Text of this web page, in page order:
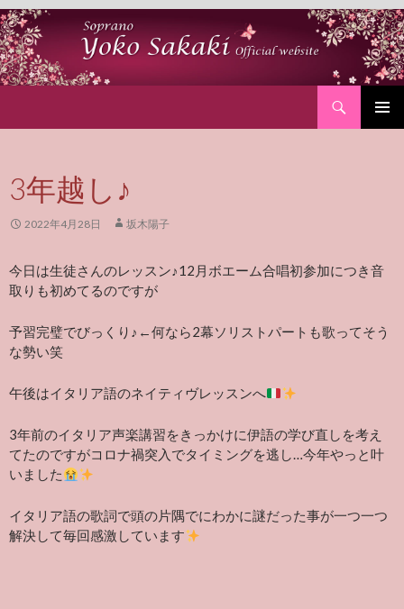
3年越し♪
2022年4月28日 坂木陽子
今日は生徒さんのレッスン♪12月ボエーム合唱初参加につき音
取りも初めてるのですが
予習完璧でびっくり♪ ←何なら2幕ソリストパートも歌ってそう
な勢い笑
午後はイタリア語のネイティヴレッスンへ
3年前のイタリア声楽講習をきっかけに伊語の学び直しを考え
てたのですがコロナ禍突入でタイミングを逃し…今年やっと叶
いました
イタリア語の歌詞で頭の片隅でにわかに謎だった事が一つ一つ
解決して毎回感激しています